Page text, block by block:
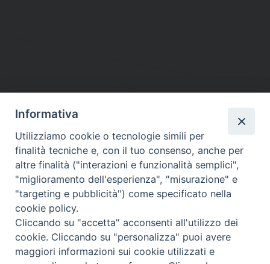
DIOCESI SUBURBICARIA DI ALBANO
Contatti:Tel.: 06.93268401 - Fax.: 06.9323844
E-mail:curia@diocesidialbano.it
Orari: dal Lunedì al Venerdì Ore: 9:00 - 13:00
Lunedì, Mercoledì e Venerdì, Ore 9:30 - 12:30
Informativa
Utilizziamo cookie o tecnologie simili per
finalità tecniche e, con il tuo consenso, anche per
altre finalità ("interazioni e funzionalità semplici",
"miglioramento dell'esperienza", "misurazione" e
"targeting e pubblicità") come specificato nella
cookie policy.
Cliccando su "accetta" acconsenti all'utilizzo dei
cookie. Cliccando su "personalizza" puoi avere
maggiori informazioni sui cookie utilizzati e